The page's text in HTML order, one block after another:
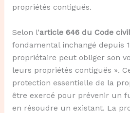
propriétés contiguës.
Selon l’article 646 du Code civil
fondamental inchangé depuis
propriétaire peut obliger son
leurs propriétés contiguës ».
protection essentielle de la
être exercé pour prévenir un
en résoudre un existant. La